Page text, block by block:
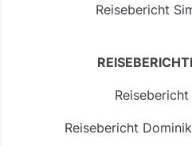
Reisebericht
Reisebericht